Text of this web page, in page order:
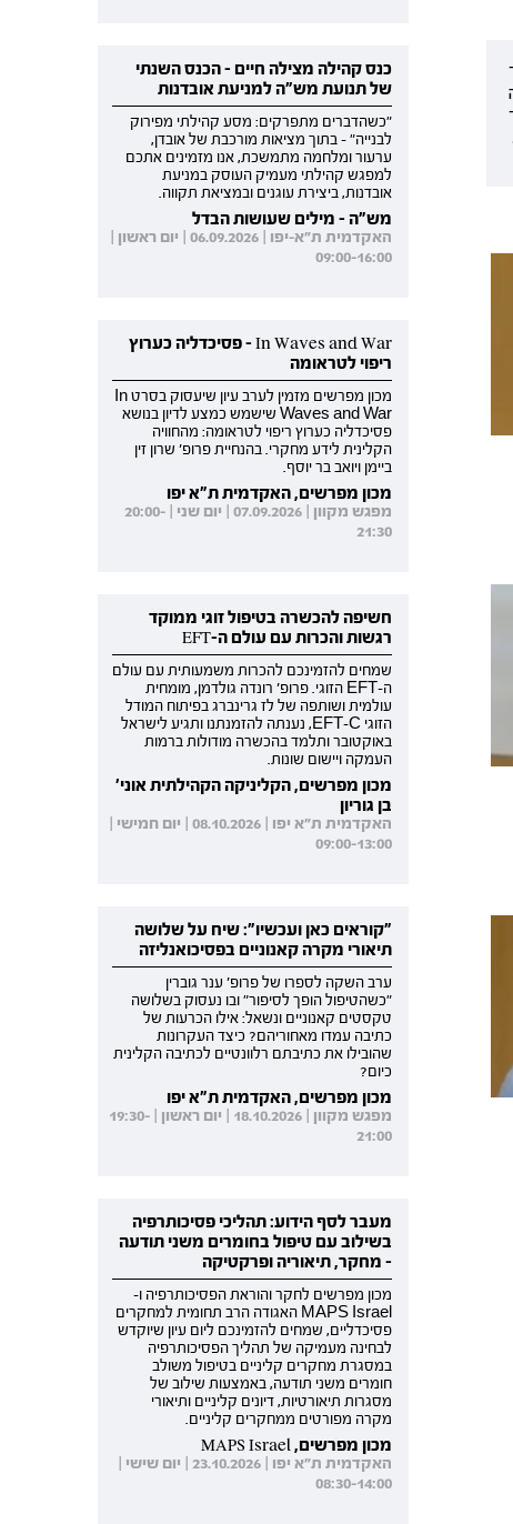
כנס קהילה מצילה חיים - הכנס השנתי
של תנועת מש"ה למניעת אובדנות
"כשהדברים מתפרקים: מסע קהילתי מפירוק
לבנייה" - בתוך מציאות מורכבת של אובדן,
ערעור ומלחמה מתמשכת, אנו מזמינים אתכם
למפגש קהילתי מעמיק העוסק במניעת
אובדנות, ביצירת עוגנים ובמציאת תקווה.
מש"ה - מילים שעושות הבדל
האקדמית ת"א-יפו | 06.09.2026 | יום ראשון |
09:00-16:00
In Waves and War - פסיכדליה כערוץ
ריפוי לטראומה
מכון מפרשים מזמין לערב עיון שיעסוק בסרט In
Waves and War שישמש כמצע לדיון בנושא
פסיכדליה כערוץ ריפוי לטראומה: מהחוויה
הקלינית לידע מחקרי. בהנחיית פרופ' שרון זין
ביימן ויואב בר יוסף.
מכון מפרשים, האקדמית ת"א יפו
מפגש מקוון | 07.09.2026 | יום שני | 20:00-
21:30
חשיפה להכשרה בטיפול זוגי ממוקד
רגשות והכרות עם עולם ה-EFT
שמחים להזמינכם להכרות משמעותית עם עולם
ה-EFT הזוגי. פרופ' רונדה גולדמן, מומחית
עולמית ושותפה של לז גרינברג בפיתוח המודל
הזוגי EFT-C, נענתה להזמנתנו ותגיע לישראל
באוקטובר ותלמד בהכשרה מודולות ברמות
העמקה ויישום שונות.
מכון מפרשים, הקליניקה הקהילתית אוני'
בן גוריון
האקדמית ת"א יפו | 08.10.2026 | יום חמישי |
09:00-13:00
"קוראים כאן ועכשיו": שיח על שלושה
תיאורי מקרה קאנוניים בפסיכואנליזה
ערב השקה לספרו של פרופ' ענר גוברין
"כשהטיפול הופך לסיפור" ובו נעסוק בשלושה
טקסטים קאנוניים ונשאל: אילו הכרעות של
כתיבה עמדו מאחוריהם? כיצד העקרונות
שהובילו את כתיבתם רלוונטיים לכתיבה הקלינית
כיום?
מכון מפרשים, האקדמית ת"א יפו
מפגש מקוון | 18.10.2026 | יום ראשון | 19:30-
21:00
מעבר לסף הידוע: תהליכי פסיכותרפיה
בשילוב עם טיפול בחומרים משני תודעה
- מחקר, תיאוריה ופרקטיקה
מכון מפרשים לחקר והוראת הפסיכותרפיה ו-
MAPS Israel האגודה הרב תחומית למחקרים
פסיכדליים, שמחים להזמינכם ליום עיון שיוקדש
לבחינה מעמיקה של תהליך הפסיכותרפיה
במסגרת מחקרים קליניים בטיפול משולב
חומרים משני תודעה, באמצעות שילוב של
מסגרות תיאורטיות, דיונים קליניים ותיאורי
מקרה מפורטים ממחקרים קליניים.
מכון מפרשים, MAPS Israel
האקדמית ת"א יפו | 23.10.2026 | יום שישי |
08:30-14:00